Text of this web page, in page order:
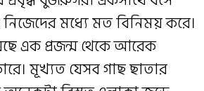
মধ্যে মত বিনিময় করে।
এক প্রজন্ম থেকে আরেক
মূখ্যত যেসব গাছ ছাতার